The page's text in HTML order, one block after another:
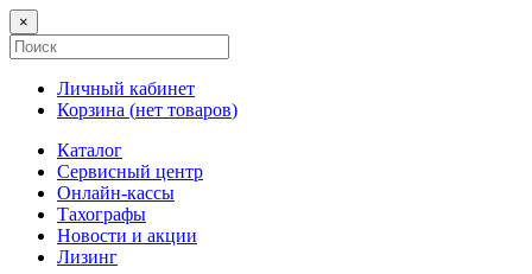
×
Личный кабинет
Корзина (нет товаров)
Каталог
Сервисный центр
Онлайн-кассы
Тахографы
Новости и акции
Лизинг